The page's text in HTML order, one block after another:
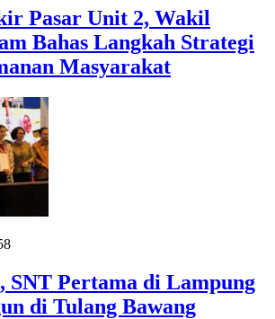
Pasar Unit 2, Wakil
Bahas Langkah Strategi
Masyarakat
SNT Pertama di Lampung
di Tulang Bawang